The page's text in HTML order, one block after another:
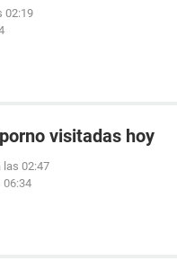
02:19
visitadas hoy
las 02:47
06:34